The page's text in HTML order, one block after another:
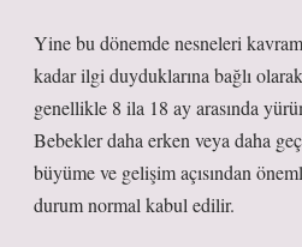
Yine bu dönemde nesneleri
kadar ilgi duyduklarına bağlı
genellikle 8 ila 18 ay arasında
Bebekler daha erken veya daha
büyüme ve gelişim açısından
durum normal kabul edilir.